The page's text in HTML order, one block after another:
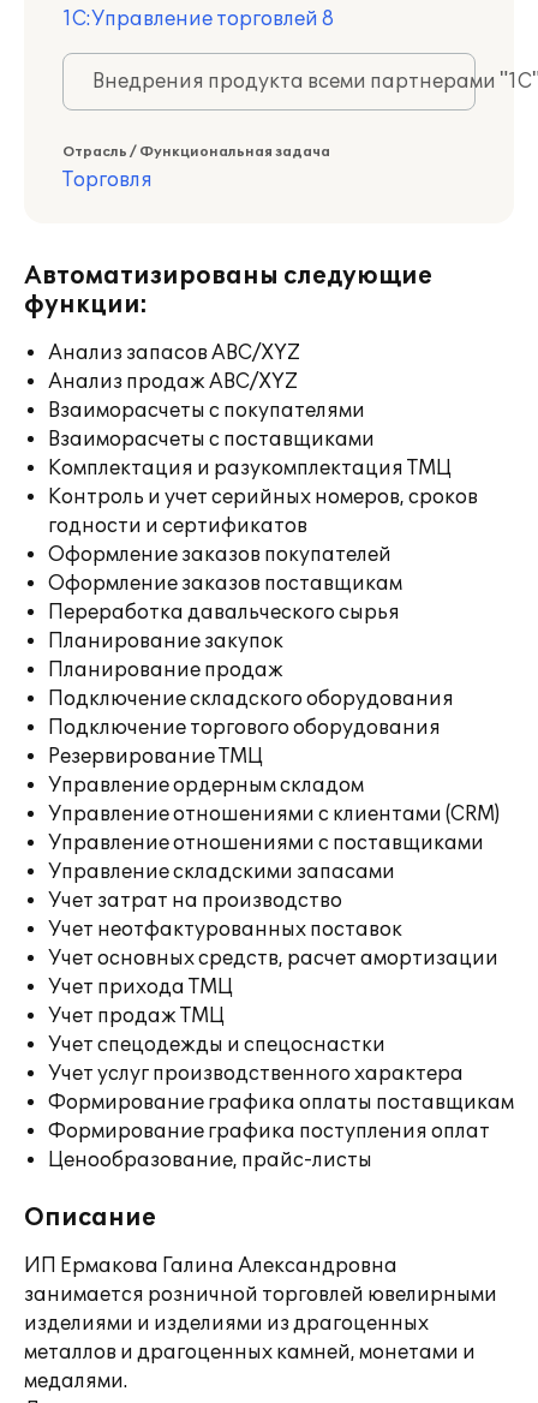
1С:Управление торговлей 8
Внедрения продукта всеми партнерами
Отрасль / Функциональная задача
Торговля
Автоматизированы следующие
функции:
Анализ запасов ABC/XYZ
Анализ продаж ABC/XYZ
Взаиморасчеты с покупателями
Взаиморасчеты с поставщиками
Комплектация и разукомплектация ТМЦ
Контроль и учет серийных номеров, сроков
годности и сертификатов
Оформление заказов покупателей
Оформление заказов поставщикам
Переработка давальческого сырья
Планирование закупок
Планирование продаж
Подключение складского оборудования
Подключение торгового оборудования
Резервирование ТМЦ
Управление ордерным складом
Управление отношениями с клиентами (CRM)
Управление отношениями с поставщиками
Управление складскими запасами
Учет затрат на производство
Учет неотфактурованных поставок
Учет основных средств, расчет амортизации
Учет прихода ТМЦ
Учет продаж ТМЦ
Учет спецодежды и спецоснастки
Учет услуг производственного характера
Формирование графика оплаты поставщикам
Формирование графика поступления оплат
Ценообразование, прайс-листы
Описание
ИП Ермакова Галина Александровна
занимается розничной торговлей ювелирными
изделиями и изделиями из драгоценных
металлов и драгоценных камней, монетами и
медалями.